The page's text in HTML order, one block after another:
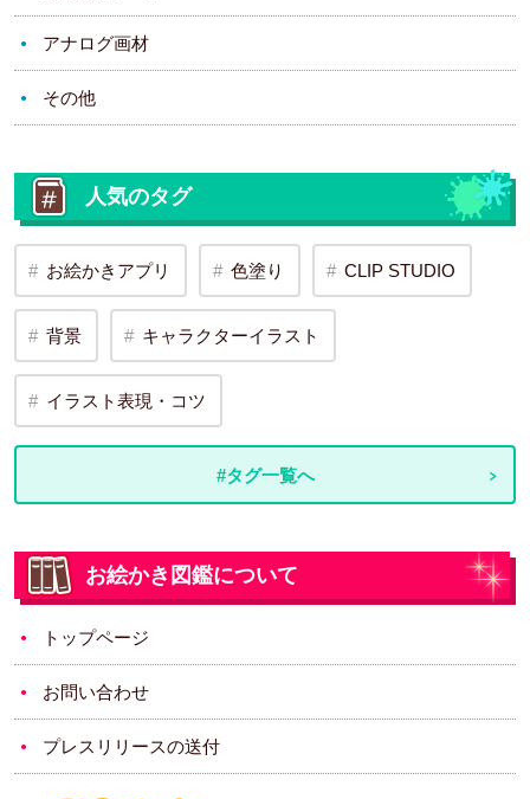
アナログ画材
その他
人気のタグ
お絵かきアプリ 色塗り CLIP STUDIO
背景 キャラクターイラスト
イラスト表現・コツ
#タグ一覧へ
お絵かき図鑑について
トップページ
お問い合わせ
プレスリリースの送付